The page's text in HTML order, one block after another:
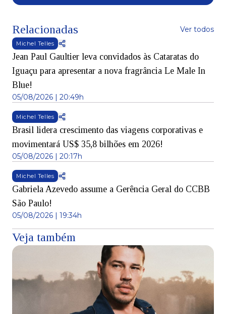
Relacionadas Ver todos
Michel Telles
Jean Paul Gaultier leva convidados às Cataratas do
Iguaçu para apresentar a nova fragrância Le Male In
Blue!
05/08/2026 | 20:49h
Michel Telles
Brasil lidera crescimento das viagens corporativas e
movimentará US$ 35,8 bilhões em 2026!
05/08/2026 | 20:17h
Michel Telles
Gabriela Azevedo assume a Gerência Geral do CCBB
São Paulo!
05/08/2026 | 19:34h
Veja também